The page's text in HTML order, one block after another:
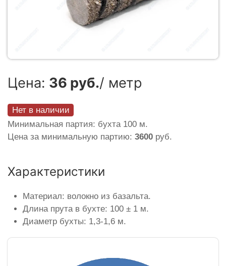
Цена: 36 руб./ метр
Нет в наличии
Минимальная партия: бухта 100 м.
Цена за минимальную партию: 3600 руб.
Характеристики
Материал: волокно из базальта.
Длина прута в бухте: 100 ± 1 м.
Диаметр бухты: 1,3-1,6 м.